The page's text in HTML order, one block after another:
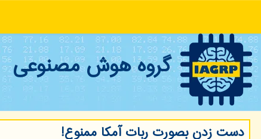
گروه هوش مصنوعی
دست زدن بصورت ربات آمکا ممنوع!